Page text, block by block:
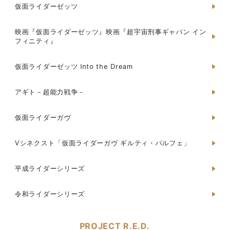
仮面ライダーゼッツ
映画『仮面ライダーゼッツ』映画『超宇宙刑事ギャバン イン
フィニティ』
仮面ライダーゼッツ Into the Dream
アギト－超能力戦争－
仮面ライダーガヴ
Vシネクスト「仮面ライダーガヴ ギルティ・パルフェ」
平成ライダーシリーズ
令和ライダーシリーズ
PROJECT R.E.D.